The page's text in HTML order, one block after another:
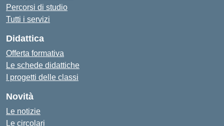
Percorsi di studio
Tutti i servizi
Didattica
Offerta formativa
Le schede didattiche
I progetti delle classi
Novità
Le notizie
Le circolari